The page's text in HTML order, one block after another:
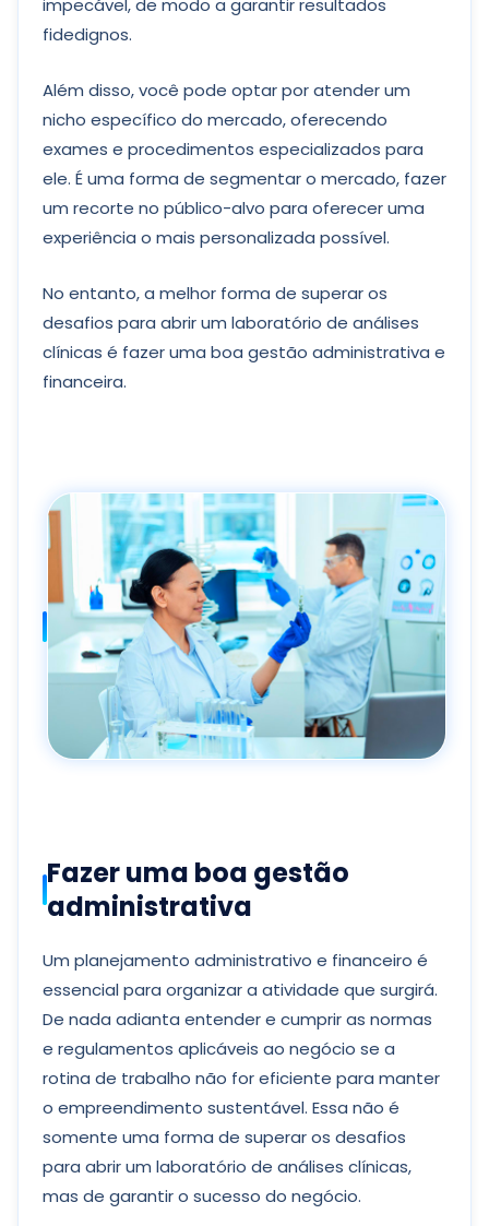
impecável, de modo a garantir resultados
fidedignos.
Além disso, você pode optar por atender um
nicho específico do mercado, oferecendo
exames e procedimentos especializados para
ele. É uma forma de segmentar o mercado, fazer
um recorte no público-alvo para oferecer uma
experiência o mais personalizada possível.
No entanto, a melhor forma de superar os
desafios para abrir um laboratório de análises
clínicas é fazer uma boa gestão administrativa e
financeira.
Fazer uma boa gestão
administrativa
Um planejamento administrativo e financeiro é
essencial para organizar a atividade que surgirá.
De nada adianta entender e cumprir as normas
e regulamentos aplicáveis ao negócio se a
rotina de trabalho não for eficiente para manter
o empreendimento sustentável. Essa não é
somente uma forma de superar os desafios
para abrir um laboratório de análises clínicas,
mas de garantir o sucesso do negócio.